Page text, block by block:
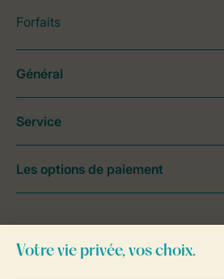
Forfaits
Général
Service
Les options de paiement